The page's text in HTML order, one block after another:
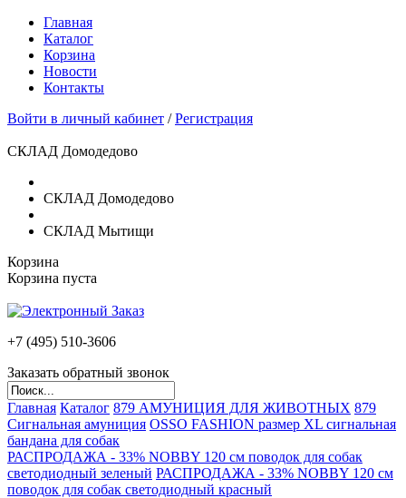
Главная
Каталог
Корзина
Новости
Контакты
Войти в личный кабинет /Регистрация
СКЛАД Домодедово
СКЛАД Домодедово
СКЛАД Мытищи
Корзина
Корзина пуста
+7 (495) 510-3606
Заказать обратный звонок
Главная Каталог 879 АМУНИЦИЯ ДЛЯ ЖИВОТНЫХ 879
Сигнальная амуниция OSSO FASHION размер XL сигнальная
бандана для собак
РАСПРОДАЖА - 33% NOBBY 120 см поводок для собак
светодиодный зеленый РАСПРОДАЖА - 33% NOBBY 120 см
поводок для собак светодиодный красный